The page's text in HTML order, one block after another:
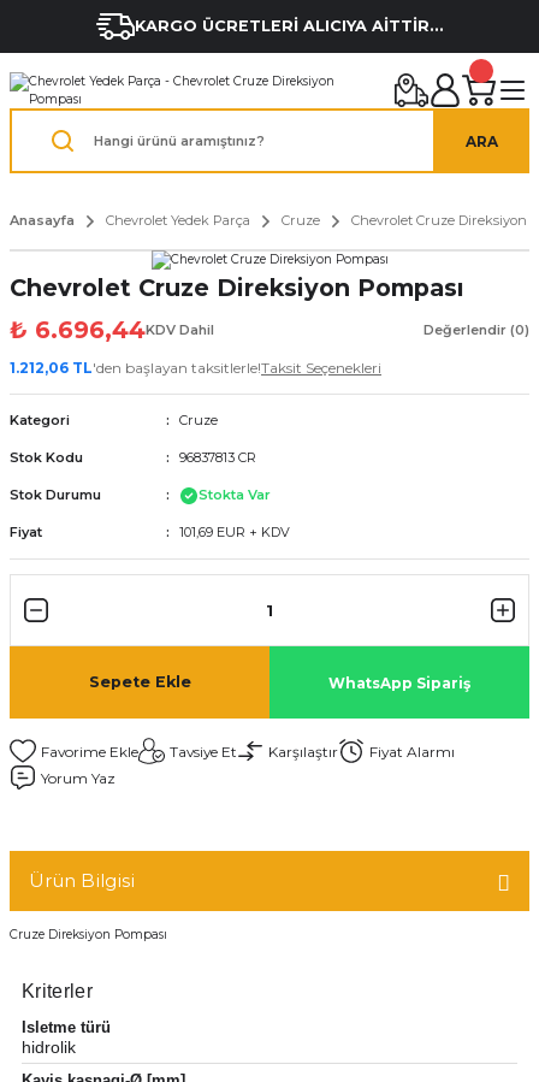
KARGO ÜCRETLERİ ALICIYA AİTTİR...
ARA
Anasayfa Chevrolet Yedek Parça Cruze Chevrolet Cruze Direksiyon
Chevrolet Cruze Direksiyon Pompası
₺ 6.696,44KDV Dahil Değerlendir (0)
1.212,06 TL'den başlayan taksitlerle!Taksit Seçenekleri
Kategori Cruze
Stok Kodu 96837813 CR
Stok Durumu Stokta Var
Fiyat 101,69 EUR + KDV
Sepete Ekle WhatsApp Sipariş
Tavsiye Et Karşılaştır
Fiyat Alarmı
Yorum Yaz
Ürün Bilgisi
Cruze Direksiyon Pompası
Kriterler
Isletme türü
hidrolik